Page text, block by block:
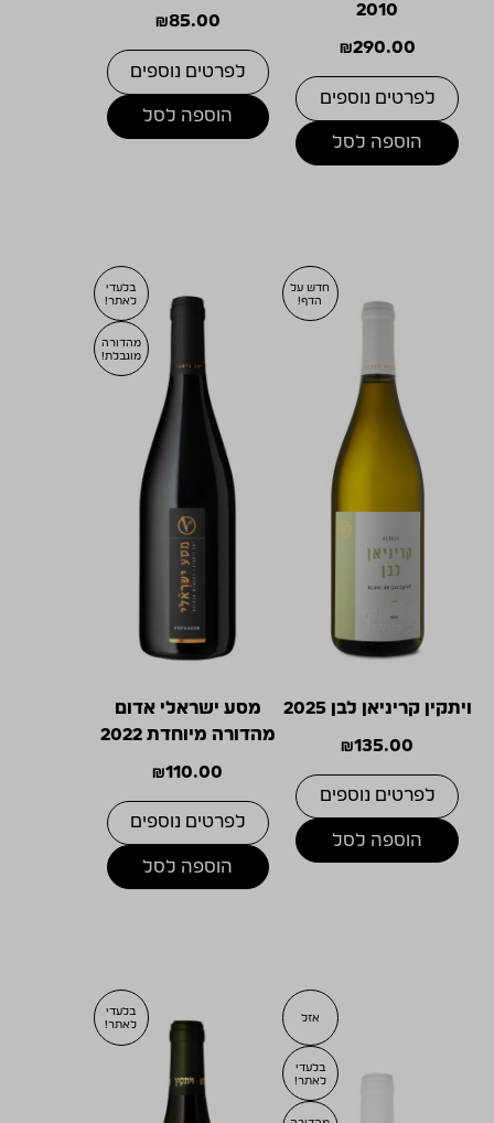
2010
₪290.00
לפרטים נוספים
הוספה לסל
₪85.00
לפרטים נוספים
הוספה לסל
חדש על
הדף!
ויתקין קריניאן לבן 2025
₪135.00
לפרטים נוספים
הוספה לסל
בלעדי
לאתר!
מהדורה
מוגבלת!
מסע ישראלי אדום
מהדורה מיוחדת 2022
₪110.00
לפרטים נוספים
הוספה לסל
אזל
בלעדי
לאתר!
בלעדי
לאתר!